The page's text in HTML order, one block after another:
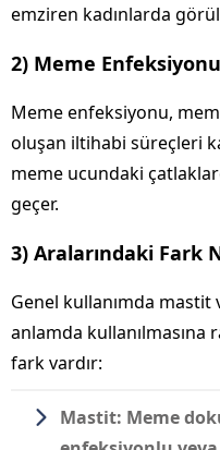
emziren kadınlarda
2) Meme
Meme enfeksiyonu,
oluşan iltihabi süreçleri
meme ucundaki
geçer.
3) Aralarındaki Fark
Genel kullanımda mastit
anlamda
fark vardır:
Mastit: Meme